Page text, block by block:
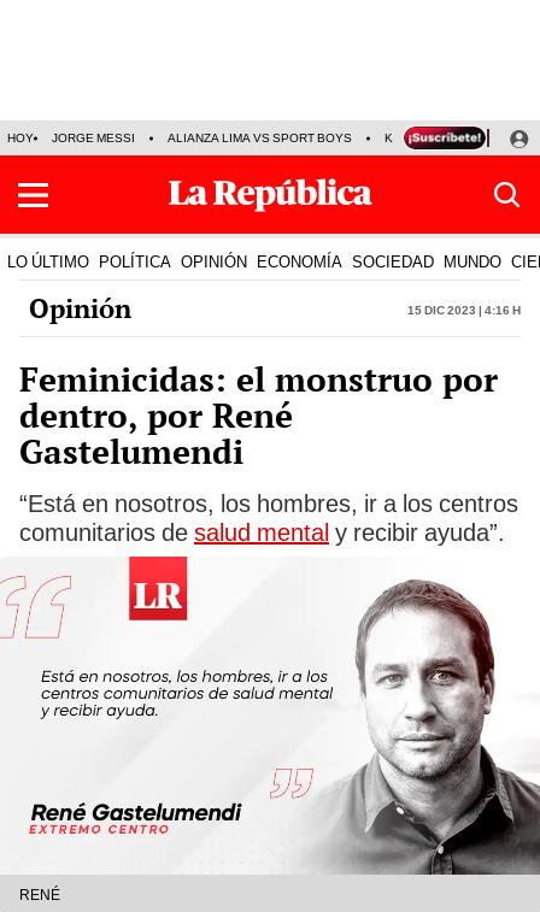
HOY JORGE MESSI ALIANZA LIMA VS SPORT BOYS KENJI FUJIMORI
LO ÚLTIMO POLÍTICA OPINIÓN ECONOMÍA SOCIEDAD MUNDO
Opinión 15 Dic 2023 | 4:16 h
Feminicidas: el monstruo por
dentro, por René
Gastelumendi
“Está en nosotros, los hombres, ir a los centros
comunitarios de salud mental y recibir ayuda”.
RENÉ